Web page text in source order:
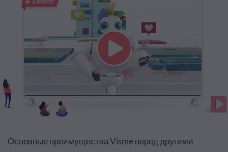
Основные преимущества Visme перед другими